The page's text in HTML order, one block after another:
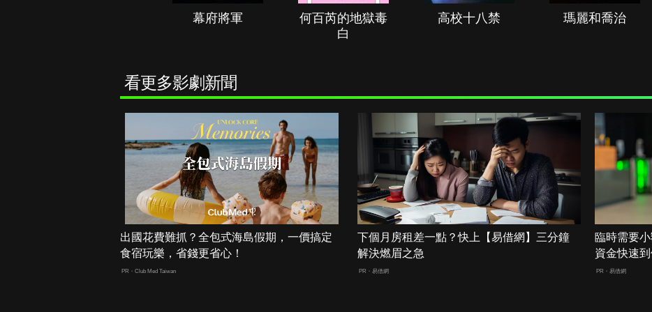
幕府將軍
何百芮的地獄毒
白
高校十八禁 瑪麗和喬治
看更多影劇新聞
出國花費難抓？全包式海島假期，一價搞定
食宿玩樂，省錢更省心！
PR・Club Med Taiwan
下個月房租差一點？快上【易借網】三分鐘
解決燃眉之急
PR・易借網
臨時需要
資金快速
PR・易借網